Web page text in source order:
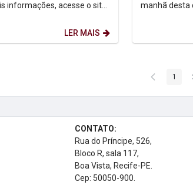
informações, acesse o site
LER MAIS
manhã desta
1
CONTATO:
Rua do Príncipe, 526,
Bloco R, sala 117,
Boa Vista, Recife-PE.
Cep: 50050-900.